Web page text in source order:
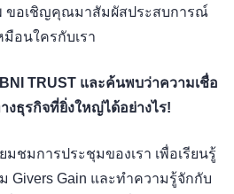
อเชิญคุณมาสัมผัสประสบการณ์
มือนใครกับเรา
TRUST และค้นพบว่าความเชื่อ
งธุรกิจที่ยิ่งใหญ่ได้อย่างไร!
มชมการประชุมของเรา เพื่อเรียนรู้
Givers Gain และทำความรู้จักกับ